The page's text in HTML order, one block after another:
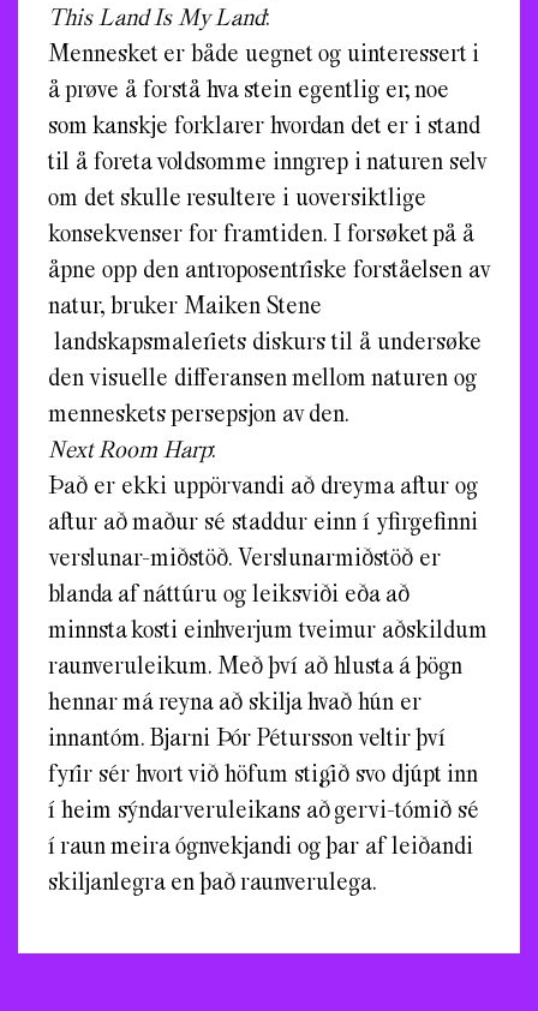
This Land Is My Land:
Mennesket er både uegnet og uinteressert i
å prøve å forstå hva stein egentlig er; noe
som kanskje forklarer hvordan det er i stand
til å foreta voldsomme inngrep i naturen selv
om det skulle resultere i uoversiktlige
konsekvenser for framtiden. I forsøket på å
åpne opp den antroposentriske forståelsen av
natur, bruker Maiken Stene
landskapsmaleriets diskurs til å undersøke
den visuelle differansen mellom naturen og
menneskets persepsjon av den.
Next Room Harp:
Það er ekki uppörvandi að dreyma aftur og
aftur að maður sé staddur einn í yfirgefinni
verslunar-miðstöð. Verslunarmiðstöð er
blanda af náttúru og leiksviði eða að
minnsta kosti einhverjum tveimur aðskildum
raunveruleikum. Með því að hlusta á þögn
hennar má reyna að skilja hvað hún er
innantóm. Bjarni Þór Pétursson veltir því
fyrir sér hvort við höfum stigið svo djúpt inn
í heim sýndarveruleikans að gervi-tómið sé
í raun meira ógnvekjandi og þar af leiðandi
skiljanlegra en það raunverulega.